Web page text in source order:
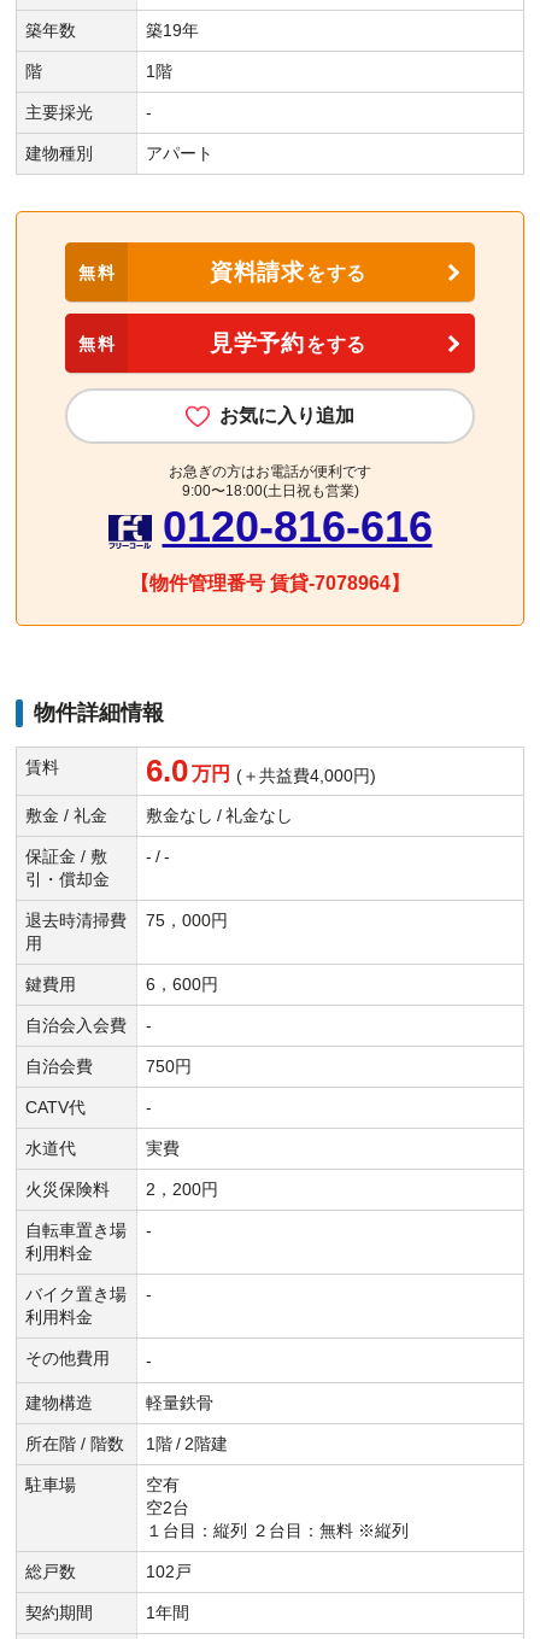
築年数 築19年
階 1階
主要採光 -
建物種別 アパート
無料 資料請求をする
無料 見学予約をする
お気に入り追加
お急ぎの方はお電話が便利です
9:00〜18:00(土日祝も営業)
0120-816-616
【物件管理番号 賃貸-7078964】
物件詳細情報
賃料 6.0 万円 (＋共益費4,000円)
敷金 / 礼金 敷金なし / 礼金なし
保証金 / 敷
引・償却金
- / -
退去時清掃費
用
75，000円
鍵費用 6，600円
自治会入会費 -
自治会費 750円
CATV代 -
水道代 実費
火災保険料 2，200円
自転車置き場
利用料金
-
バイク置き場
利用料金
-
その他費用 -
建物構造 軽量鉄骨
所在階 / 階数 1階 / 2階建
駐車場
空有
空2台
１台目：縦列 ２台目：無料 ※縦列
総戸数 102戸
契約期間 1年間